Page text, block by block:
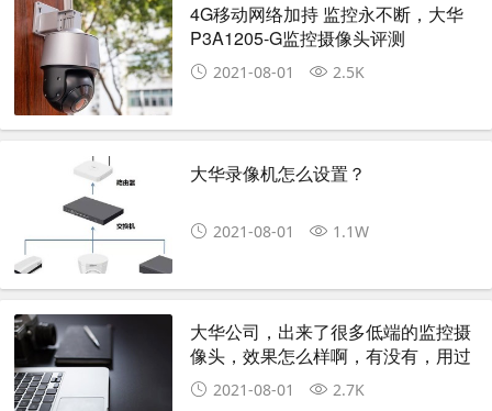
4G移动网络加持 监控永不断，大华
P3A1205-G监控摄像头评测
2021-08-01 2.5K
大华录像机怎么设置？
2021-08-01 1.1W
大华公司，出来了很多低端的监控摄
像头，效果怎么样啊，有没有，用过
的，朋友，评价一下？
2021-08-01 2.7K